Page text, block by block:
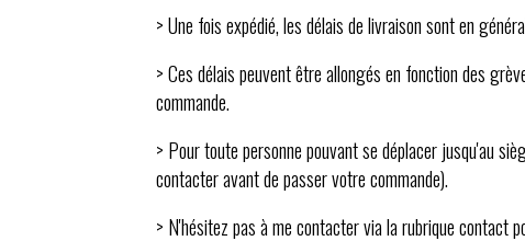
> Une fois expédié, les délais de livraison sont en
> Ces délais peuvent être allongés en fonction des
commande.
> Pour toute personne pouvant se déplacer jusqu'au
contacter avant de passer votre commande).
> N'hésitez pas à me contacter via la rubrique contact